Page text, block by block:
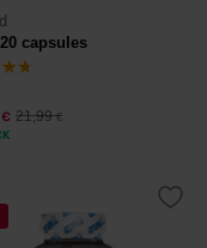
capsules
€ 21,99€